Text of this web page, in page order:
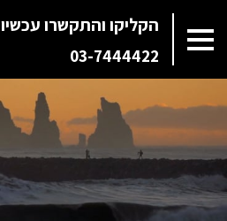
הקליקו והתקשרו עכשיו
03-7444422